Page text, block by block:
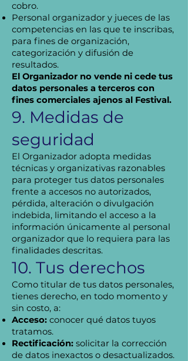
cobro.
Personal organizador y jueces de las
competencias en las que te inscribas,
para fines de organización,
categorización y difusión de
resultados.
El Organizador no vende ni cede tus
datos personales a terceros con
fines comerciales ajenos al Festival.
9. Medidas de
seguridad
El Organizador adopta medidas
técnicas y organizativas razonables
para proteger tus datos personales
frente a accesos no autorizados,
pérdida, alteración o divulgación
indebida, limitando el acceso a la
información únicamente al personal
organizador que lo requiera para las
finalidades descritas.
10. Tus derechos
Como titular de tus datos personales,
tienes derecho, en todo momento y
sin costo, a:
Acceso: conocer qué datos tuyos
tratamos.
Rectificación: solicitar la corrección
de datos inexactos o desactualizados.